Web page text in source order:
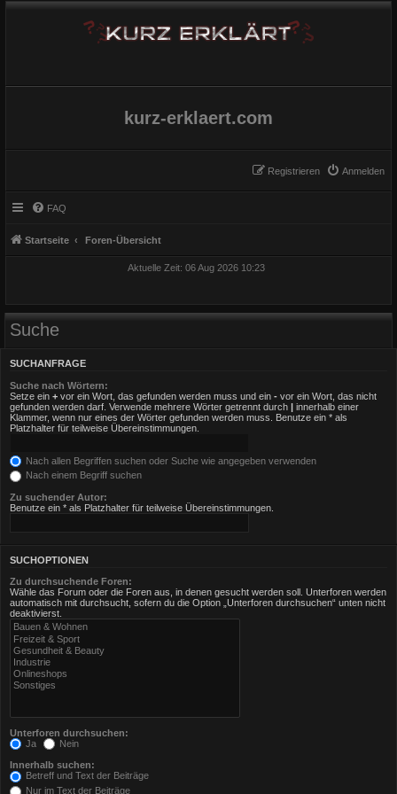
kurz-erklaert.com
Anmelden
Registrieren
FAQ
Startseite Foren-Übersicht
Aktuelle Zeit: 06 Aug 2026 10:23
Suche
SUCHANFRAGE
Suche nach Wörtern:
Setze ein + vor ein Wort, das gefunden werden muss und ein - vor ein Wort, das nicht
gefunden werden darf. Verwende mehrere Wörter getrennt durch | innerhalb einer
Klammer, wenn nur eines der Wörter gefunden werden muss. Benutze ein * als
Platzhalter für teilweise Übereinstimmungen.
Nach allen Begriffen suchen oder Suche wie angegeben verwenden
Nach einem Begriff suchen
Zu suchender Autor:
Benutze ein * als Platzhalter für teilweise Übereinstimmungen.
SUCHOPTIONEN
Zu durchsuchende Foren:
Wähle das Forum oder die Foren aus, in denen gesucht werden soll. Unterforen werden
automatisch mit durchsucht, sofern du die Option „Unterforen durchsuchen“ unten nicht
deaktivierst.
Unterforen durchsuchen:
Ja
Nein
Innerhalb suchen:
Betreff und Text der Beiträge
Nur im Text der Beiträge